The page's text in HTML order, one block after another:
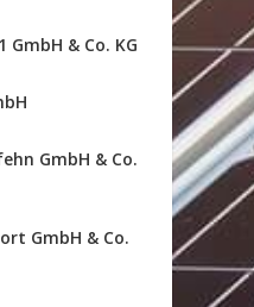
GmbH & Co. KG
GmbH & Co.
GmbH & Co.